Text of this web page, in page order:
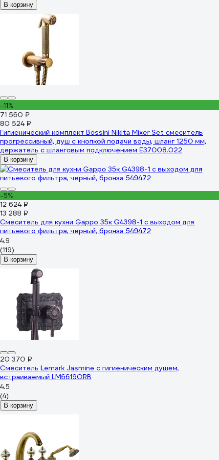
В корзину
-11%
71 560 ₽
80 524 ₽
Гигиенический комплект Bossini Nikita Mixer Set смеситель
прогрессивный, душ с кнопкой подачи воды, шланг 1250 мм,
держатель с шланговым подключением E37008.022
В корзину
-5%
12 624 ₽
13 288 ₽
Смеситель для кухни Gappo 35к G4398-1 с выходом для
питьевого фильтра, черный, бронза 549472
4.9
(119)
В корзину
20 370 ₽
Смеситель Lemark Jasmine с гигиеническим душем,
встраиваемый LM6619ORB
4.5
(4)
В корзину